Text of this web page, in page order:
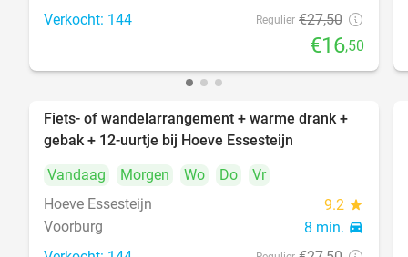
Verkocht: 144 Regulier €27,50
€16,50
40%
Fiets- of wandelarrangement + warme drank +
gebak + 12-uurtje bij Hoeve Essesteijn
Vandaag
Morgen Wo Do
Vr
Hoeve Essesteijn
9.2 star
Voorburg 8 min. directions_car